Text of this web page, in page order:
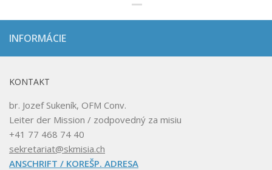
INFORMÁCIE
KONTAKT
br. Jozef Sukeník, OFM Conv.
Leiter der Mission / zodpovedný za misiu
+41 77 468 74 40
sekretariat@skmisia.ch
ANSCHRIFT / KOREŠP. ADRESA